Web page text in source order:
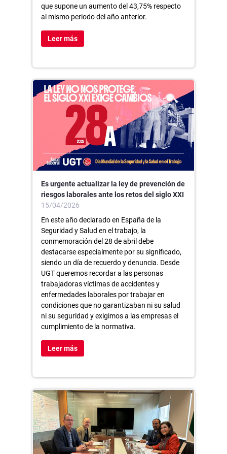
que supone un aumento del 43,75% respecto
al mismo periodo del año anterior.
Leer más
Es urgente actualizar la ley de prevención de
riesgos laborales ante los retos del siglo XXI
15/04/2026
En este año declarado en España de la
Seguridad y Salud en el trabajo, la
conmemoración del 28 de abril debe
destacarse especialmente por su significado,
siendo un día de recuerdo y denuncia. Desde
UGT queremos recordar a las personas
trabajadoras víctimas de accidentes y
enfermedades laborales por trabajar en
condiciones que no garantizaban ni su salud
ni su seguridad y exigimos a las empresas el
cumplimiento de la normativa.
Leer más